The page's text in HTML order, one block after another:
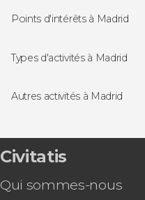
Points d'intérêts à Madrid
Puerta del Sol
Marché de San Miguel
Stade Santiago
Parc du Retiro
Musée National
Types d'activités à Madrid
Free tours à Madrid
Servicios adicionales
Bus touristique
Excursions d'une
Autres activités à Madrid
Thyssen et Reina
Billet pour le musée
Billet pour Ikono
Civitatis
Qui sommes-nous